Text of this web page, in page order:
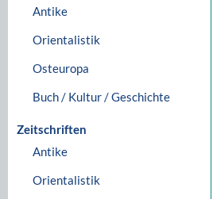
Antike
Orientalistik
Osteuropa
Buch / Kultur / Geschichte
Zeitschriften
Antike
Orientalistik